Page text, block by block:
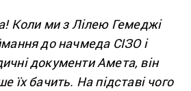
Коли ми з Лілею Гемеджі
до начмеда СІЗО і
документи Амета, він
їх бачить. На підставі чого